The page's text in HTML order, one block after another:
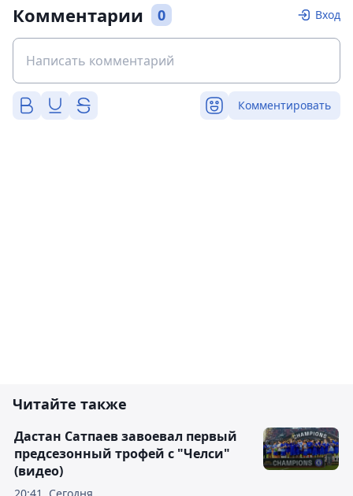
Комментарии 0 Вход
Комментировать
Читайте также
Дастан Сатпаев завоевал первый
предсезонный трофей с "Челси"
(видео)